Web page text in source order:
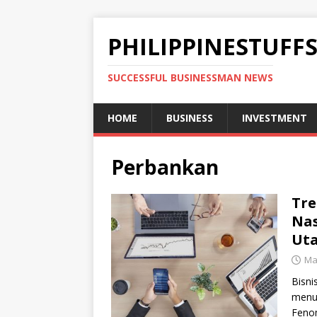
PHILIPPINESTUFFS
SUCCESSFUL BUSINESSMAN NEWS
HOME BUSINESS INVESTMENT
Perbankan